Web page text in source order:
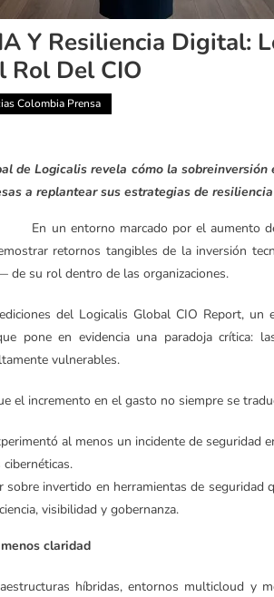
Y Resiliencia Digital:
Rol Del CIO
Colombia Prensa
de Logicalis revela cómo la
a replantear sus estrategias de
En un entorno marcado por el aumento
retornos tangibles de la inversión
su rol dentro de las organizaciones.
del Logicalis Global CIO Report, un
pone en evidencia una paradoja crítica:
vulnerables.
el incremento en el gasto no siempre se
al menos un incidente de seguridad
sobre invertido en herramientas de
visibilidad y gobernanza.
claridad
híbridas, entornos multicloud y